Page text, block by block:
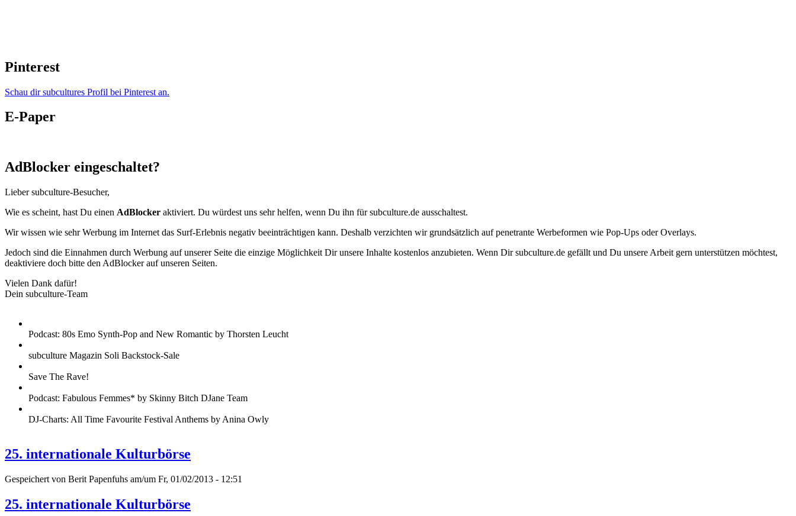
Pinterest
Schau dir subcultures Profil bei Pinterest an.
E-Paper
AdBlocker eingeschaltet?
Lieber subculture-Besucher,
Wie es scheint, hast Du einen AdBlocker aktiviert. Du würdest uns sehr helfen, wenn Du ihn für subculture.de ausschaltest.
Wir wissen wie sehr Werbung im Internet das Surf-Erlebnis negativ beeinträchtigen kann. Deshalb verzichten wir grundsätzlich auf penetrante Werbeformen wie Pop-Ups oder Overlays.
Jedoch sind die Einnahmen durch Werbung auf unserer Seite die einzige Möglichkeit Dir unsere Inhalte kostenlos anzubieten. Wenn Dir subculture.de gefällt und Du unsere Arbeit gern unterstützen möchtest,
deaktiviere doch bitte den AdBlocker auf unseren Seiten.
Vielen Dank dafür!
Dein subculture-Team
Podcast: 80s Emo Synth-Pop and New Romantic by Thorsten Leucht
subculture Magazin Soli Backstock-Sale
Save The Rave!
Podcast: Fabulous Femmes* by Skinny Bitch DJane Team
DJ-Charts: All Time Favourite Festival Anthems by Anina Owly
25. internationale Kulturbörse
Gespeichert von Berit Papenfuhs am/um Fr, 01/02/2013 - 12:51
25. internationale Kulturbörse